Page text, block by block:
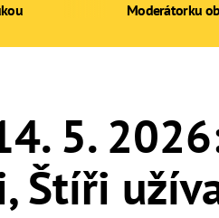
5.
Štíři
Moderátorku